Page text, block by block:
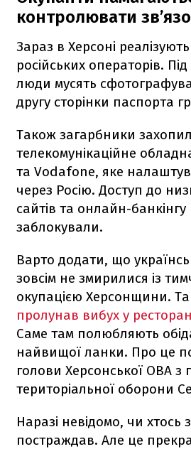
контролювати
Зараз в Херсоні
російських операторів.
люди мусять
другу сторінки паспорта
Також загарбники
телекомунікаційне
та Vodafone, яке
через Росію. Доступ до
сайтів та онлайн-
заблокували.
Варто додати, що
зовсім не змирилися із
окупацією Херсонщини.
пролунав вибух у
Саме там полюбляють
найвищої ланки. Про це
голови Херсонської ОВА з
територіальної оборони
Наразі невідомо, чи хтось
постраждав. Але це